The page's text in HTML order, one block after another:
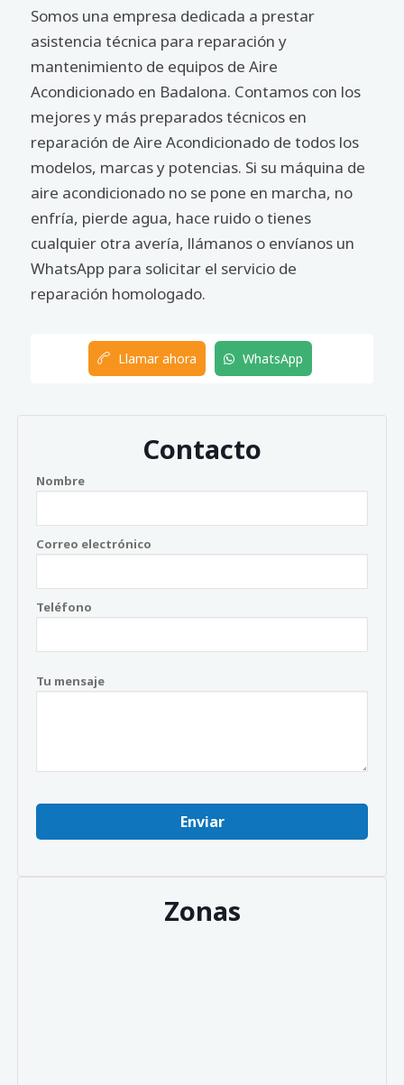
Somos una empresa dedicada a prestar
asistencia técnica para reparación y
mantenimiento de equipos de Aire
Acondicionado en Badalona. Contamos con los
mejores y más preparados técnicos en
reparación de Aire Acondicionado de todos los
modelos, marcas y potencias. Si su máquina de
aire acondicionado no se pone en marcha, no
enfría, pierde agua, hace ruido o tienes
cualquier otra avería, llámanos o envíanos un
WhatsApp para solicitar el servicio de
reparación homologado.
Llamar ahora WhatsApp
Contacto
Nombre
Correo electrónico
Teléfono
Tu mensaje
Zonas